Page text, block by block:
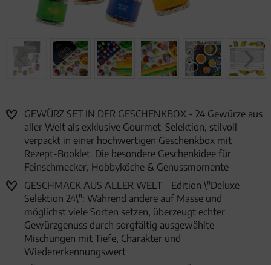
GEWÜRZ SET IN DER GESCHENKBOX - 24 Gewürze aus
aller Welt als exklusive Gourmet-Selektion, stilvoll
verpackt in einer hochwertigen Geschenkbox mit
Rezept-Booklet. Die besondere Geschenkidee für
Feinschmecker, Hobbyköche & Genussmomente
GESCHMACK AUS ALLER WELT - Edition \"Deluxe
Selektion 24\": Während andere auf Masse und
möglichst viele Sorten setzen, überzeugt echter
Gewürzgenuss durch sorgfältig ausgewählte
Mischungen mit Tiefe, Charakter und
Wiedererkennungswert